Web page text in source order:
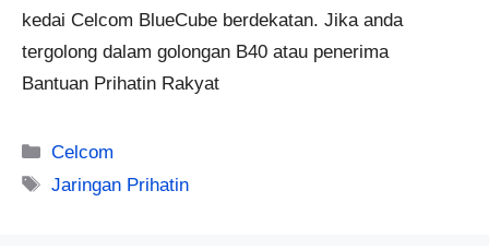
kedai Celcom BlueCube berdekatan. Jika anda
tergolong dalam golongan B40 atau penerima
Bantuan Prihatin Rakyat
Categories
Celcom
Tags
Jaringan Prihatin